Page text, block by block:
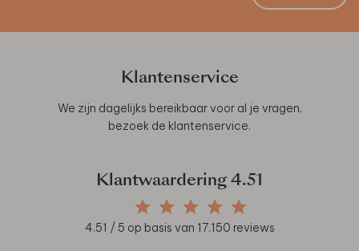
Klantenservice
We zijn dagelijks bereikbaar voor al je vragen,
bezoek de klantenservice.
Klantwaardering 4.51
4.51 / 5 op basis van 17.150 reviews